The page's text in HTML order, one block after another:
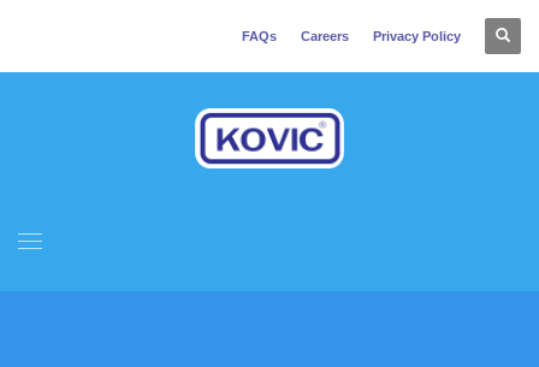
FAQs Careers Privacy Policy